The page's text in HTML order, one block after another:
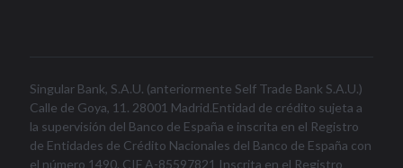
Singular Bank, S.A.U. (anteriormente Self Trade Bank S.A.U.)
Calle de Goya, 11. 28001 Madrid.Entidad de crédito sujeta a
la supervisión del Banco de España e inscrita en el Registro
de Entidades de Crédito Nacionales del Banco de España con
el número 1490. CIF A-85597821 Inscrita en el Registro